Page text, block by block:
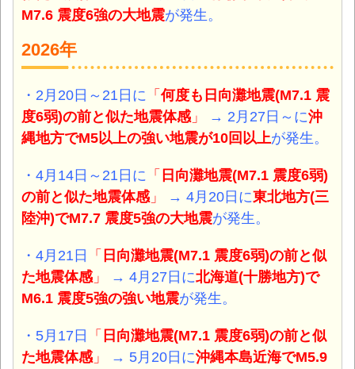
M7.6 震度6強の大地震が発生。
2026年
・2月20日～21日に 「 何度も日向灘地震(M7.1 震
度6弱)の前と似た地震体感 」 → 2月27日～に沖
縄地方でM5以上の強い地震が10回以上が発生。
・4月14日～21日に 「 日向灘地震(M7.1 震度6弱)
の前と似た地震体感 」 → 4月20日に東北地方(三
陸沖)でM7.7 震度5強の大地震が発生。
・4月21日 「 日向灘地震(M7.1 震度6弱)の前と似
た地震体感 」 → 4月27日に北海道(十勝地方)で
M6.1 震度5強の強い地震が発生。
・5月17日 「 日向灘地震(M7.1 震度6弱)の前と似
た地震体感 」 → 5月20日に沖縄本島近海でM5.9